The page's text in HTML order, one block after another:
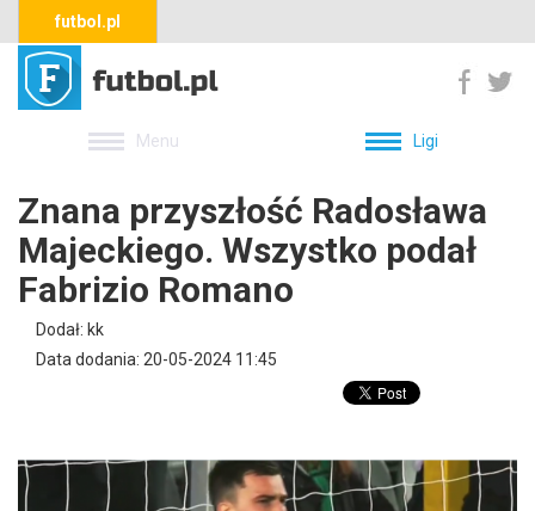
futbol.pl
Menu Ligi
Znana przyszłość Radosława
Majeckiego. Wszystko podał
Fabrizio Romano
Dodał: kk
Data dodania: 20-05-2024 11:45